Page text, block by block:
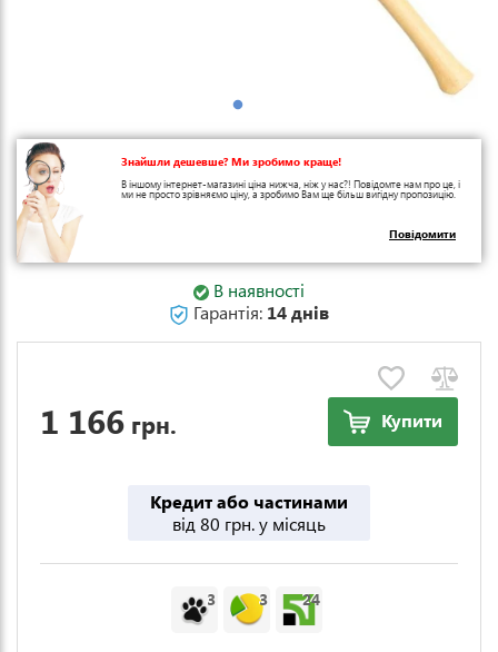
Знайшли дешевше? Ми зробимо краще!
В іншому інтернет-магазині ціна нижча, ніж у нас?! Повідомте нам про це, і
ми не просто зрівняємо ціну, а зробимо Вам ще більш вигідну пропозицію.
Повідомити
В наявності
Гарантія: 14 днів
1 166 грн. Купити
Кредит або частинами
від 80 грн. у місяць
3 3 24